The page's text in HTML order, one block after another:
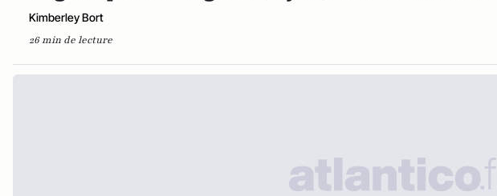
Kimberley Bort
26 min de lecture